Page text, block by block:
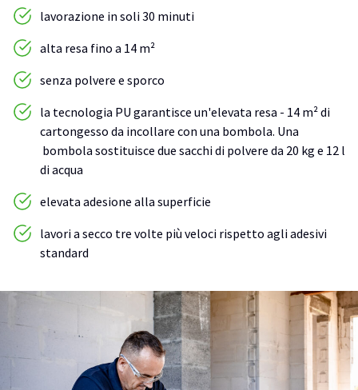
lavorazione in soli 30 minuti
alta resa fino a 14 m²
senza polvere e sporco
la tecnologia PU garantisce un'elevata resa - 14 m² di
cartongesso da incollare con una bombola. Una
bombola sostituisce due sacchi di polvere da 20 kg e 12 l
di acqua
elevata adesione alla superficie
lavori a secco tre volte più veloci rispetto agli adesivi
standard